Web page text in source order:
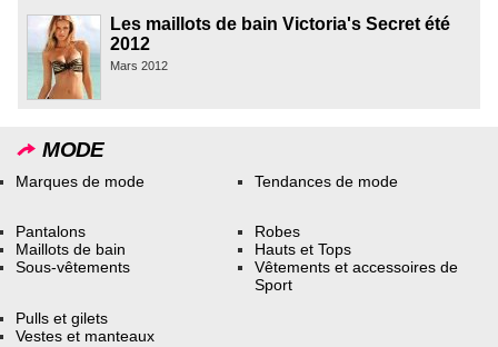
Les maillots de bain Victoria's Secret été
2012
Mars 2012
MODE
Marques de mode Tendances de mode
Pantalons
Maillots de bain
Sous-vêtements
Robes
Hauts et Tops
Vêtements et accessoires de
Sport
Pulls et gilets
Vestes et manteaux